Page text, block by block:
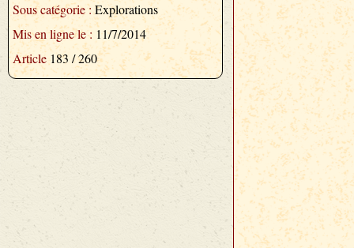
Sous catégorie : Explorations
Mis en ligne le : 11/7/2014
Article183 / 260